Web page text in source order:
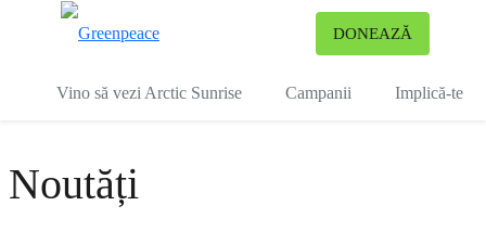
DONEAZĂ
Vino să vezi Arctic Sunrise Campanii Implică-te
Noutăți